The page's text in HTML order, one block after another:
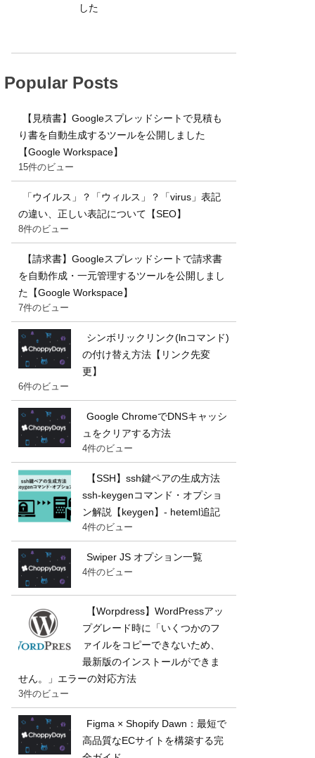
した
Popular Posts
【見積書】Googleスプレッドシートで見積も
り書を自動生成するツールを公開しました
【Google Workspace】
15件のビュー
「ウイルス」？「ウィルス」？「virus」表記
の違い、正しい表記について【SEO】
8件のビュー
【請求書】Googleスプレッドシートで請求書
を自動作成・一元管理するツールを公開しまし
た【Google Workspace】
7件のビュー
シンボリックリンク(lnコマンド)
の付け替え方法【リンク先変
更】
6件のビュー
Google ChromeでDNSキャッシ
ュをクリアする方法
4件のビュー
【SSH】ssh鍵ペアの生成方法
ssh-keygenコマンド・オプショ
ン解説【keygen】- heteml追記
4件のビュー
Swiper JS オプション一覧
4件のビュー
【Worpdress】WordPressアッ
プグレード時に「いくつかのフ
ァイルをコピーできないため、
最新版のインストールができま
せん。」エラーの対応方法
3件のビュー
Figma × Shopify Dawn：最短で
高品質なECサイトを構築する完